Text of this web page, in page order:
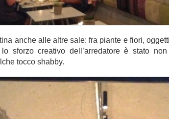
anche alle altre sale: fra piante e fiori,
sforzo creativo dell’arredatore è stato
tocco shabby.